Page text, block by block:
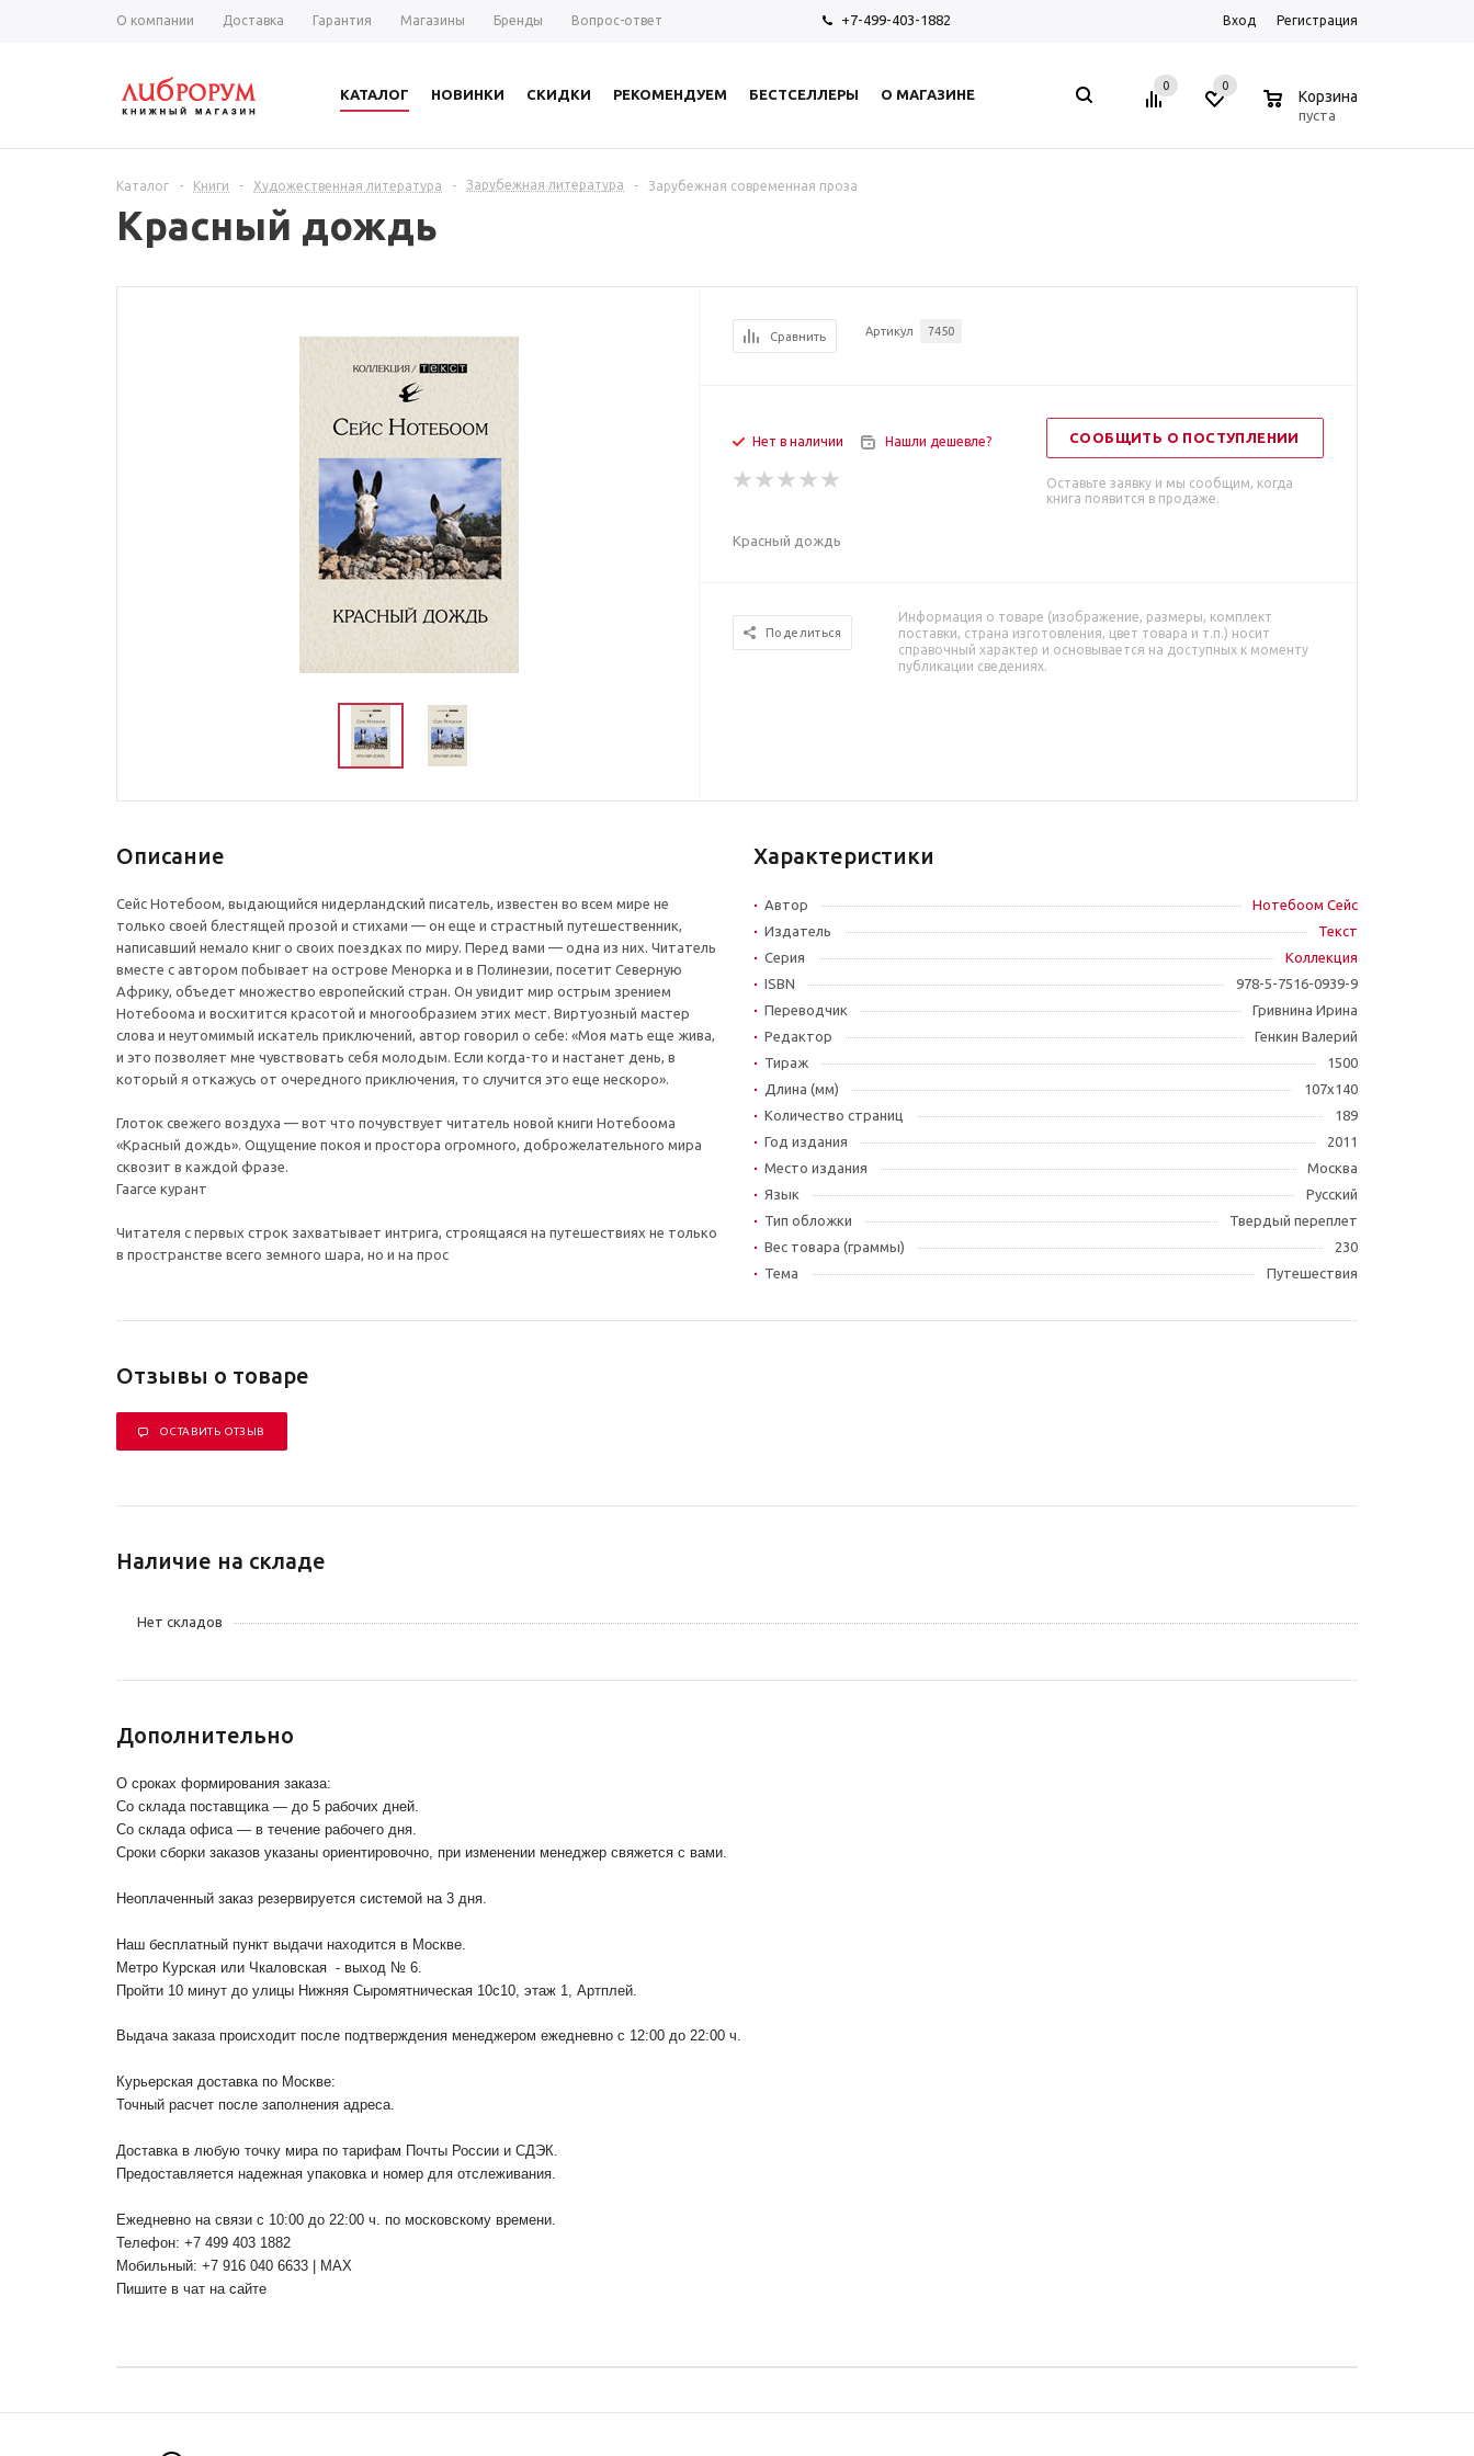
О компании Доставка Гарантия Магазины Бренды Вопрос-ответ +7-499-403-1882 Вход Регистрация
КАТАЛОГ НОВИНКИ СКИДКИ РЕКОМЕНДУЕМ БЕСТСЕЛЛЕРЫ О МАГАЗИНЕ
0 0
Корзина
пуста
Каталог - Книги - Художественная литература - Зарубежная литература - Зарубежная современная проза
Красный дождь
Сравнить Артикул 7450
Нет в наличии Нашли дешевле? СООБЩИТЬ О ПОСТУПЛЕНИИ
Оставьте заявку и мы сообщим, когда
книга появится в продаже.
Красный дождь
Поделиться
Информация о товаре (изображение, размеры, комплект
поставки, страна изготовления, цвет товара и т.п.) носит
справочный характер и основывается на доступных к моменту
публикации сведениях.
Описание
Сейс Нотебоом, выдающийся нидерландский писатель, известен во всем мире не
только своей блестящей прозой и стихами — он еще и страстный путешественник,
написавший немало книг о своих поездках по миру. Перед вами — одна из них. Читатель
вместе с автором побывает на острове Менорка и в Полинезии, посетит Северную
Африку, объедет множество европейский стран. Он увидит мир острым зрением
Нотебоома и восхитится красотой и многообразием этих мест. Виртуозный мастер
слова и неутомимый искатель приключений, автор говорил о себе: «Моя мать еще жива,
и это позволяет мне чувствовать себя молодым. Если когда-то и настанет день, в
который я откажусь от очередного приключения, то случится это еще нескоро».
Глоток свежего воздуха — вот что почувствует читатель новой книги Нотебоома
«Красный дождь». Ощущение покоя и простора огромного, доброжелательного мира
сквозит в каждой фразе.
Гаагсе курант
Читателя с первых строк захватывает интрига, строящаяся на путешествиях не только
в пространстве всего земного шара, но и на прос
Характеристики
Автор
Нотебоом Сейс
Издатель
Текст
Серия
Коллекция
ISBN
978-5-7516-0939-9
Переводчик
Гривнина Ирина
Редактор
Генкин Валерий
Тираж
1500
Длина (мм)
107х140
Количество страниц
189
Год издания
2011
Место издания
Москва
Язык
Русский
Тип обложки
Твердый переплет
Вес товара (граммы)
230
Тема
Путешествия
Отзывы о товаре
ОСТАВИТЬ ОТЗЫВ
Наличие на складе
Нет складов
Дополнительно
О сроках формирования заказа:
Со склада поставщика — до 5 рабочих дней.
Со склада офиса — в течение рабочего дня.
Сроки сборки заказов указаны ориентировочно, при изменении менеджер свяжется с вами.
Неоплаченный заказ резервируется системой на 3 дня.
Наш бесплатный пункт выдачи находится в Москве.
Метро Курская или Чкаловская - выход № 6.
Пройти 10 минут до улицы Нижняя Сыромятническая 10с10 , этаж 1, Артплей.
Выдача заказа происходит после подтверждения менеджером ежедневно с 12:00 до 22:00 ч.
Курьерская доставка по Москве:
Точный расчет после заполнения адреса.
Доставка в любую точку мира по тарифам Почты России и СДЭК.
Предоставляется надежная упаковка и номер для отслеживания.
Ежедневно на связи с 10:00 до 22:00 ч. по московскому времени.
Телефон: +7 499 403 1882
Мобильный: +7 916 040 6633 | MAX
Пишите в чат на сайте